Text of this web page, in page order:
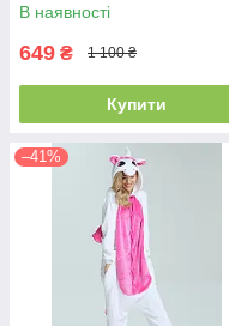
В наявності
649 ₴ 1 100 ₴
Купити
–41%